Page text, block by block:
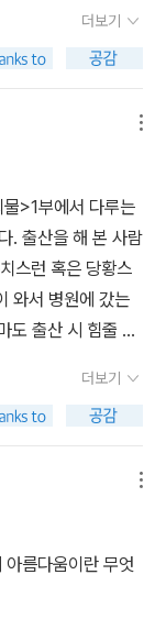
까? 그리고 여자들
이라면, 그 기업
자들이 아름다움
어나올 때, 화장
하지 않고 성형
다. 뻔뻔해지자.
. 마음대로 입고 만
. 우리가 원하는 섹
자. 자신의 이상과
름답다는 느낌이
시하고 한껏 즐기
밥집 사장님, 꽃
인사 나누고 내
때 밥집에 들어가
을 적게 담아 주
마, 제 덩치 좀 보
처음엔 식당 아주
지나면 바로 친분
남학생들 밥 양보
구를 차별하느냐
어 대느라 배가 아
게 먹어댔다. 그랬
절이 큰 애 만삭
들 다이어트를 해
보고 깜짝 놀라 몰
할 때까지 내가 뚱
특성상 여학생들
고, 고등학생들 마
말했다. 처음
디스 슈클라의 지
되고, 결국에는
처럼 극우 부활의
먹고 사는 문제
쟁으로 몸살을 앓
값, 치킨값, 배달료
에 좋아질 기미는
도플갱어 전략 하
간의 행적으로 미
이다. 문학비평가
때 의외로 주변의
다. 흥미로운 점은
미와 저 나오미를
평가는 실제로 제
논란의 여지가
소개에서 언급한
논픽션' 수상 실적
for Fiction) 자
남자에게 전화번호
게 사랑받아야 한
준다는 데에 감격
문이라는 점을 잊
게 문제라는 지
전까지, 나는 그것
나는 딱히 문제라
내 문제냐 이 잡
문제다. 내 겨드랑
고 생각하지만. 대
, 곱게 화장을 하
기가 원하는 프레
한다고 생각하지 않
려움이 들기는 한
확실하게 뿌리 뽑
없이 추진해야 한
하게, 우아하게, 편
무 힘도 없는 평범
다른 영상을 찾아
. 3월의 여성주의
'존재다 무엇보다 밀
의 중요한 역사적
을 마주하고'신과
으로 대체되어버
적으로 가부장적
은 타락할 운명이
도 분명 사탄적인
더 뿌리 깊은 연상
여 천상의 폭정에
남성이라는 점에
)히스클리프는 '여
구를 창조하려는
술은 내면의 무대
구 문학사가 압도
능성을 열었다.
공포증의 이중
신화를 만들어냈
이라면 여성은 이
대한 수탈은 지금
컴투비디오, 버닝
성을 국내외적으로
발전과 규모에
도 가시화되어 법
태'는 공권력과의
(레이디 크레딧)의
추적해 여성의 성
성 노동의 비 노동
적 가부장제 사회
들의 노동이 교환
기능하는 데 필수
성매매 업소
이들 대부분은 스
다. 유흥업소와
계는 대출상품을
이로인해 여성들
'업소 등급화전
더보기
>1부에서 다루는
. 출산을 해 본 사람
스런 혹은 당황스
와서 병원에 갔는
도 출산 시 힘줄 때
? 그렇게 당황스런
참으신 분 있으
지는 모유수유를
이 주제로만 한
면 '내가 젖소인지
는데, 젖소까진
이긴 하다. 그게 사
묻거나, 기저귀
더보기
름다움이란 무엇